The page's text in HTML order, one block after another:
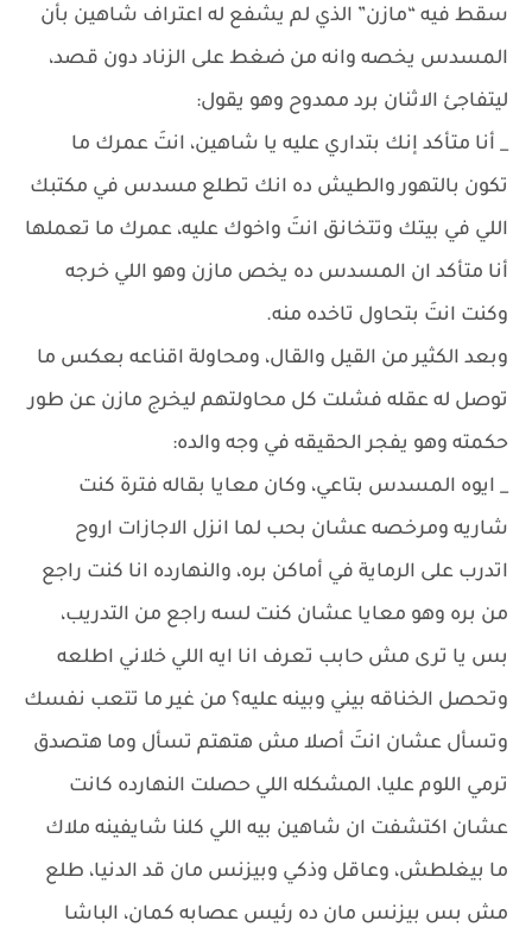
سقط فيه “مازن” الذي لم يشفع له اعتراف شاهين بأن
المسدس يخصه وانه من ضغط على الزناد دون قصد،
ليتفاجئ الاثنان برد ممدوح وهو يقول:
_ أنا متأكد إنك بتداري عليه يا شاهين، انتَ عمرك ما
تكون بالتهور والطيش ده انك تطلع مسدس في مكتبك
اللي في بيتك وتتخانق انتَ واخوك عليه، عمرك ما تعملها
أنا متأكد ان المسدس ده يخص مازن وهو اللي خرجه
وكنت انتَ بتحاول تاخده منه.
وبعد الكثير من القيل والقال، ومحاولة اقناعه بعكس ما
توصل له عقله فشلت كل محاولتهم ليخرج مازن عن طور
حكمته وهو يفجر الحقيقه في وجه والده:
_ ايوه المسدس بتاعي، وكان معايا بقاله فترة كنت
شاريه ومرخصه عشان بحب لما انزل الاجازات اروح
اتدرب على الرماية في أماكن بره، والنهارده انا كنت راجع
من بره وهو معايا عشان كنت لسه راجع من التدريب،
بس يا ترى مش حابب تعرف انا ايه اللي خلاني اطلعه
وتحصل الخناقه بيني وبينه عليه؟ من غير ما تتعب نفسك
وتسأل عشان انتَ أصلا مش هتهتم تسأل وما هتصدق
ترمي اللوم عليا، المشكله اللي حصلت النهارده كانت
عشان اكتشفت ان شاهين بيه اللي كلنا شايفينه ملاك
ما بيغلطش، وعاقل وذكي وبيزنس مان قد الدنيا، طلع
مش بس بيزنس مان ده رئيس عصابه كمان، الباشا